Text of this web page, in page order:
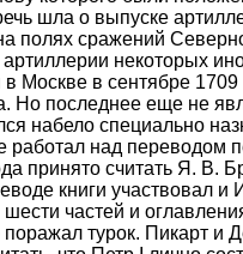
шла о выпуске
полях сражений
некоторых
в Москве в сентябре
Но последнее еще не
набело специально
над переводом
принято считать Я. В.
книги участвовал
шести частей и
турок. Пикарт